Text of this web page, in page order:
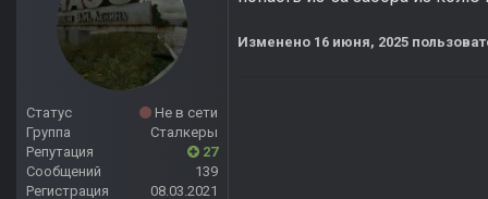
Статус
Не в сети
Группа
Сталкеры
Репутация
27
Сообщений
139
Регистрация
08.03.2021
Изменено 16 июня, 2025